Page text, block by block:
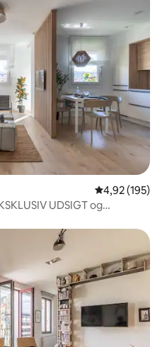
4,92 ud af 5 i
4,92 (195)
UDSIGT og